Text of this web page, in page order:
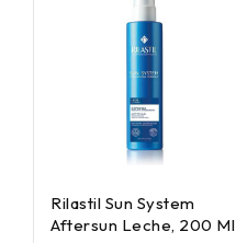
Rilastil Sun System
Aftersun Leche, 200 Ml